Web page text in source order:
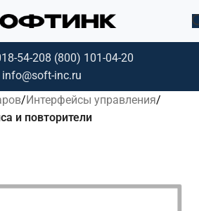
54-208 (800) 101-04-20
info@soft-inc.ru
Интерфейсы управления
и повторители